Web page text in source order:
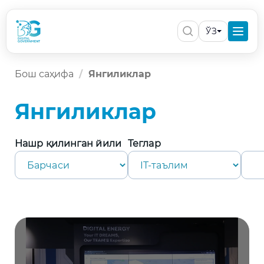
ЎЗ
Бош саҳифа Янгиликлар
Янгиликлар
Нашр қилинган йили Теглар